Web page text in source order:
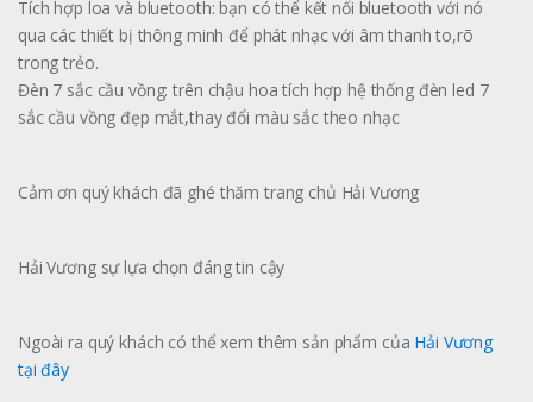
Tích hợp loa và bluetooth: bạn có thể kết nối bluetooth với nó
qua các thiết bị thông minh để phát nhạc với âm thanh to,rõ
trong trẻo.
Đèn 7 sắc cầu vồng: trên chậu hoa tích hợp hệ thống đèn led 7
sắc cầu vồng đẹp mắt,thay đổi màu sắc theo nhạc
Cảm ơn quý khách đã ghé thăm trang chủ Hải Vương
Hải Vương sự lựa chọn đáng tin cậy
Ngoài ra quý khách có thể xem thêm sản phẩm của Hải Vương
tại đây